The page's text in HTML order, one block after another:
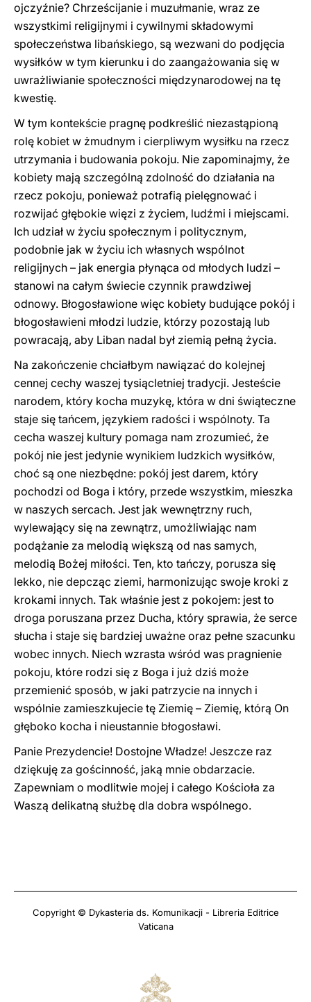
ojczyźnie? Chrześcijanie i muzułmanie, wraz ze
wszystkimi religijnymi i cywilnymi składowymi
społeczeństwa libańskiego, są wezwani do podjęcia
wysiłków w tym kierunku i do zaangażowania się w
uwrażliwianie społeczności międzynarodowej na tę
kwestię.
W tym kontekście pragnę podkreślić niezastąpioną
rolę kobiet w żmudnym i cierpliwym wysiłku na rzecz
utrzymania i budowania pokoju. Nie zapominajmy, że
kobiety mają szczególną zdolność do działania na
rzecz pokoju, ponieważ potrafią pielęgnować i
rozwijać głębokie więzi z życiem, ludźmi i miejscami.
Ich udział w życiu społecznym i politycznym,
podobnie jak w życiu ich własnych wspólnot
religijnych – jak energia płynąca od młodych ludzi –
stanowi na całym świecie czynnik prawdziwej
odnowy. Błogosławione więc kobiety budujące pokój i
błogosławieni młodzi ludzie, którzy pozostają lub
powracają, aby Liban nadal był ziemią pełną życia.
Na zakończenie chciałbym nawiązać do kolejnej
cennej cechy waszej tysiącletniej tradycji. Jesteście
narodem, który kocha muzykę, która w dni świąteczne
staje się tańcem, językiem radości i wspólnoty. Ta
cecha waszej kultury pomaga nam zrozumieć, że
pokój nie jest jedynie wynikiem ludzkich wysiłków,
choć są one niezbędne: pokój jest darem, który
pochodzi od Boga i który, przede wszystkim, mieszka
w naszych sercach. Jest jak wewnętrzny ruch,
wylewający się na zewnątrz, umożliwiając nam
podążanie za melodią większą od nas samych,
melodią Bożej miłości. Ten, kto tańczy, porusza się
lekko, nie depcząc ziemi, harmonizując swoje kroki z
krokami innych. Tak właśnie jest z pokojem: jest to
droga poruszana przez Ducha, który sprawia, że serce
słucha i staje się bardziej uważne oraz pełne szacunku
wobec innych. Niech wzrasta wśród was pragnienie
pokoju, które rodzi się z Boga i już dziś może
przemienić sposób, w jaki patrzycie na innych i
wspólnie zamieszkujecie tę Ziemię – Ziemię, którą On
głęboko kocha i nieustannie błogosławi.
Panie Prezydencie! Dostojne Władze! Jeszcze raz
dziękuję za gościnność, jaką mnie obdarzacie.
Zapewniam o modlitwie mojej i całego Kościoła za
Waszą delikatną służbę dla dobra wspólnego.
Copyright © Dykasteria ds. Komunikacji - Libreria Editrice
Vaticana